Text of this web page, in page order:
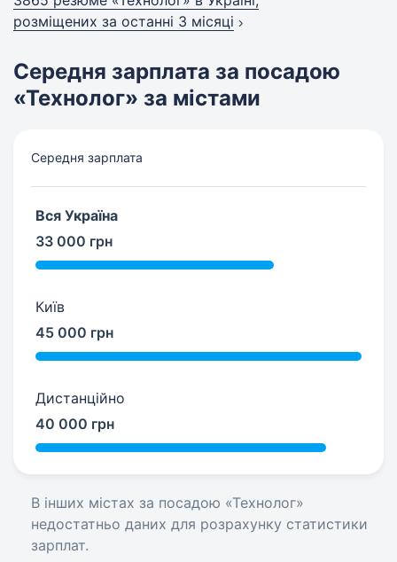
розміщених за останні 3 місяці
Середня зарплата за посадою
«Технолог» за містами
Середня зарплата
Вся Україна
33 000 грн
Київ
45 000 грн
Дистанційно
40 000 грн
В інших містах за посадою «Технолог»
недостатньо даних для розрахунку статистики
зарплат.